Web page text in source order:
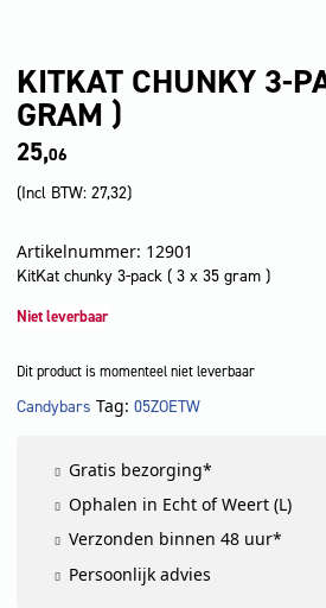
KITKAT CHUNKY 3-
GRAM )
25,06
(Incl BTW: 27,32)
Artikelnummer: 12901
KitKat chunky 3-pack ( 3 x 35 gram )
Niet leverbaar
Dit product is momenteel niet leverbaar
LET OP!
Candybars Tag: 05ZOETW
Gratis bezorging*
Ophalen in Echt of Weert (L)
Verzonden binnen 48 uur*
Persoonlijk advies